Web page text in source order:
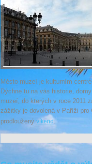
Město muzeí je kulturním
Dýchne tu na vás historie,
muzeí, do kterých v roce 2011
zážitky je dovolená v Paříži
prodlouženývíkend .